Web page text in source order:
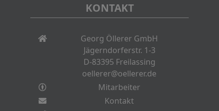
KONTAKT
Georg Öllerer GmbH
Jägerndorferstr. 1-3
D-83395 Freilassing
oellerer@oellerer.de
Mitarbeiter
Kontakt